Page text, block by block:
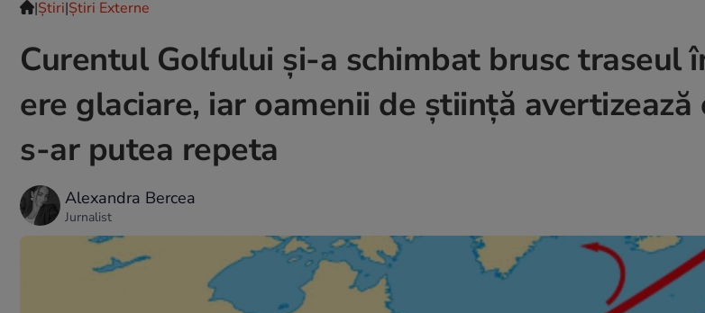
|Ştiri|Știri Externe
Curentul Golfului și-a schimbat brusc traseul
ere glaciare, iar oamenii de știință avertizează
s-ar putea repeta
Alexandra Bercea
Jurnalist